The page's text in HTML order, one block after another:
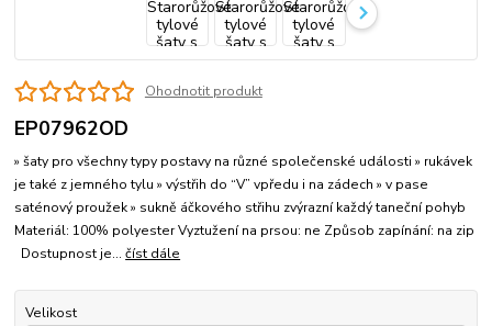
Ohodnotit produkt
EP07962OD
» šaty pro všechny typy postavy na různé společenské události » rukávek
je také z jemného tylu » výstřih do “V” vpředu i na zádech » v pase
saténový proužek » sukně áčkového střihu zvýrazní každý taneční pohyb
Materiál: 100% polyester Vyztužení na prsou: ne Způsob zapínání: na zip
Dostupnost je...číst dále
Velikost